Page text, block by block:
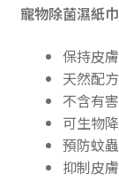
寵物除菌濕紙
保持皮
天然配
不含有
可生物
預防蚊
抑制皮